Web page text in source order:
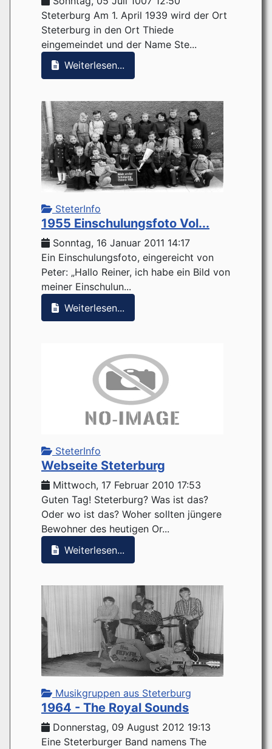
Steterburg Am 1. April 1939 wird der Ort
Steterburg in den Ort Thiede
eingemeindet und der Name Ste...
Weiterlesen...
SteterInfo
1955 Einschulungsfoto Vol...
Sonntag, 16 Januar 2011 14:17
Ein Einschulungsfoto, eingereicht von
Peter: „Hallo Reiner, ich habe ein Bild von
meiner Einschulun...
Weiterlesen...
SteterInfo
Webseite Steterburg
Mittwoch, 17 Februar 2010 17:53
Guten Tag! Steterburg? Was ist das?
Oder wo ist das? Woher sollten jüngere
Bewohner des heutigen Or...
Weiterlesen...
Musikgruppen aus Steterburg
1964 - The Royal Sounds
Donnerstag, 09 August 2012 19:13
Eine Steterburger Band namens The